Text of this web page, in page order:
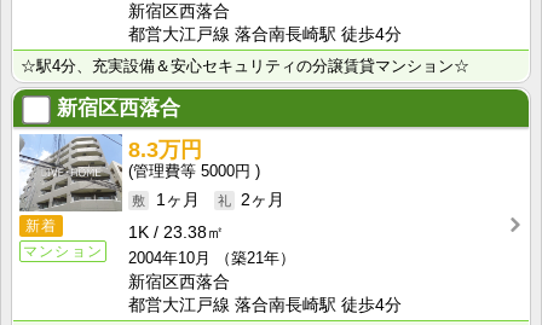
新宿区西落合
都営大江戸線 落合南長崎駅 徒歩4分
☆駅4分、充実設備＆安心セキュリティの分譲賃貸マンション☆
新宿区西落合
新着
マンション
8.3万円
5000円
1ヶ月
2ヶ月
1K
23.38㎡
2004年10月
（築21年）
新宿区西落合
都営大江戸線 落合南長崎駅 徒歩4分